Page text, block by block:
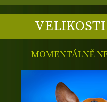
MOMENTÁLNĚ